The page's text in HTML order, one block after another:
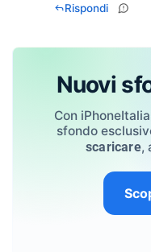
Rispondi
Nuovi
Con
sfondo
scaricare,